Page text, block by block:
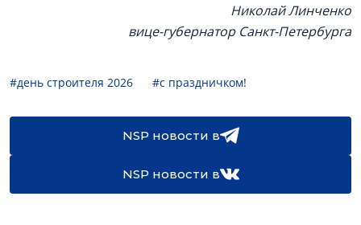
Николай Линченко
вице-губернатор Санкт-Петербурга
#день строителя 2026 #с праздничком!
NSP новости в
NSP новости в